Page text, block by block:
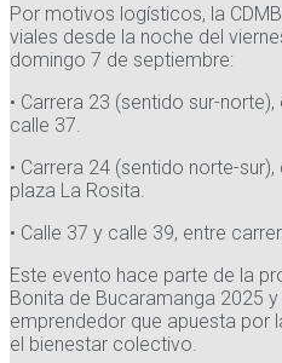
Por motivos logísticos, la
viales desde la noche del
domingo 7 de septiembre:
• Carrera 23 (sentido sur-
calle 37.
• Carrera 24 (sentido norte-
plaza La Rosita.
• Calle 37 y calle 39, entre
Este evento hace parte de la
Bonita de Bucaramanga 2025
emprendedor que apuesta por
el bienestar colectivo.